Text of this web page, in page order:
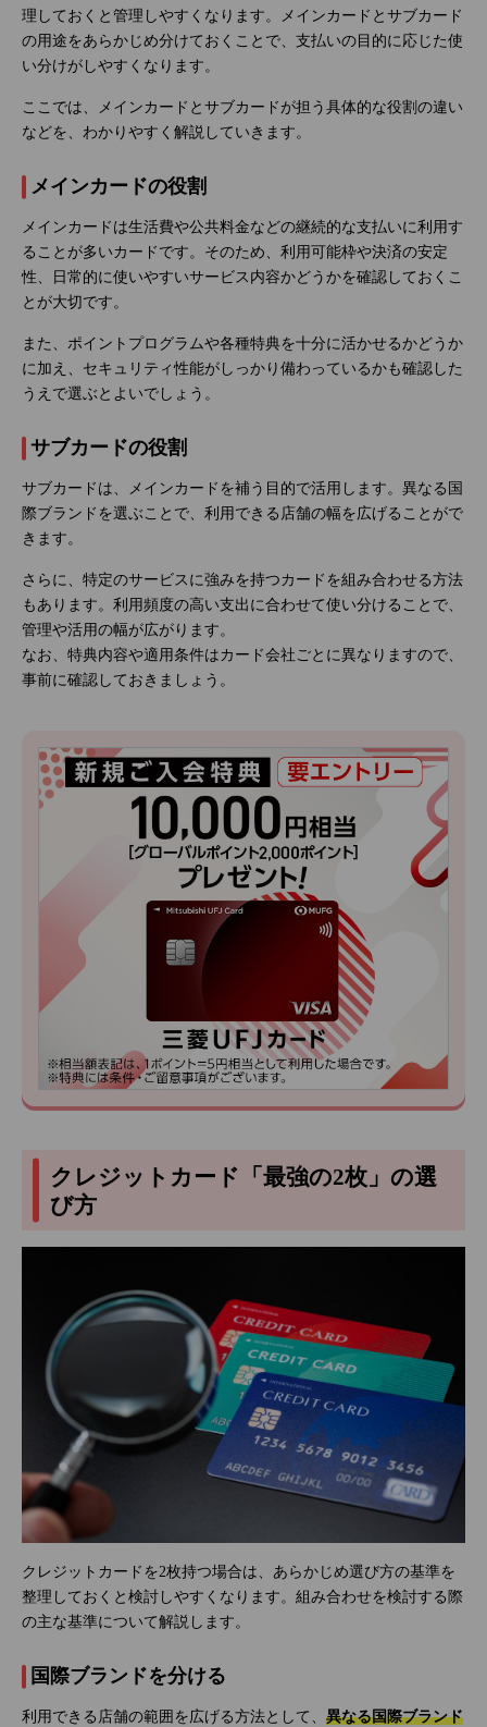
理しておくと管理しやすくなります。メインカードとサブカード
の用途をあらかじめ分けておくことで、支払いの目的に応じた使
い分けがしやすくなります。
ここでは、メインカードとサブカードが担う具体的な役割の違い
などを、わかりやすく解説していきます。
メインカードの役割
メインカードは生活費や公共料金などの継続的な支払いに利用す
ることが多いカードです。そのため、利用可能枠や決済の安定
性、日常的に使いやすいサービス内容かどうかを確認しておくこ
とが大切です。
また、ポイントプログラムや各種特典を十分に活かせるかどうか
に加え、セキュリティ性能がしっかり備わっているかも確認した
うえで選ぶとよいでしょう。
サブカードの役割
サブカードは、メインカードを補う目的で活用します。異なる国
際ブランドを選ぶことで、利用できる店舗の幅を広げることがで
きます。
さらに、特定のサービスに強みを持つカードを組み合わせる方法
もあります。利用頻度の高い支出に合わせて使い分けることで、
管理や活用の幅が広がります。
なお、特典内容や適用条件はカード会社ごとに異なりますので、
事前に確認しておきましょう。
クレジットカード「最強の2枚」の選
び方
クレジットカードを2枚持つ場合は、あらかじめ選び方の基準を
整理しておくと検討しやすくなります。組み合わせを検討する際
の主な基準について解説します。
国際ブランドを分ける
利用できる店舗の範囲を広げる方法として、 異なる国際ブランド